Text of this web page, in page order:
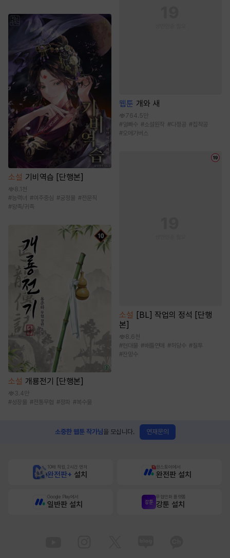
소설 기비역습 [단행본]
8.1천
#능력녀 #여주중심 #궁정물 #전문직
#왕족/귀족
소설 개룡전기 [단행본]
3.4만
#성장물 #전통무협 #정파 #복수물
웹툰 개와 새
764.5만
#얼빠수 #소설원작 #다정공 #집착공
#오메가버스
소설 [BL] 작업의 정석 [단행
본]
8.6천
#현대물 #배틀연애 #허당수 #질투
#잔망수
소중한 웹툰 작가님을 모십니다. 연재문의
10배 적립, 2시간 먼저
완전판+ 설치
원스토어에서
완전판 설치
Google Play에서
일반판 설치
무협만화 플랫폼
강툰 설치